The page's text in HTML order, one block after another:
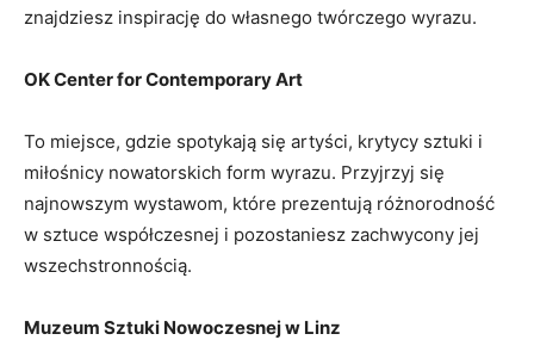
znajdziesz‍ inspirację⁣ do własnego twórczego wyrazu.
OK Center for Contemporary Art
To​ miejsce, gdzie spotykają się artyści, krytycy sztuki i
miłośnicy⁣ nowatorskich form ​wyrazu. Przyjrzyj się
najnowszym wystawom, które prezentują różnorodność
w sztuce współczesnej i pozostaniesz zachwycony jej
wszechstronnością.
Muzeum Sztuki Nowoczesnej w ‌Linz